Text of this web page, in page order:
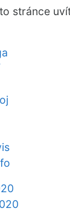
stránce